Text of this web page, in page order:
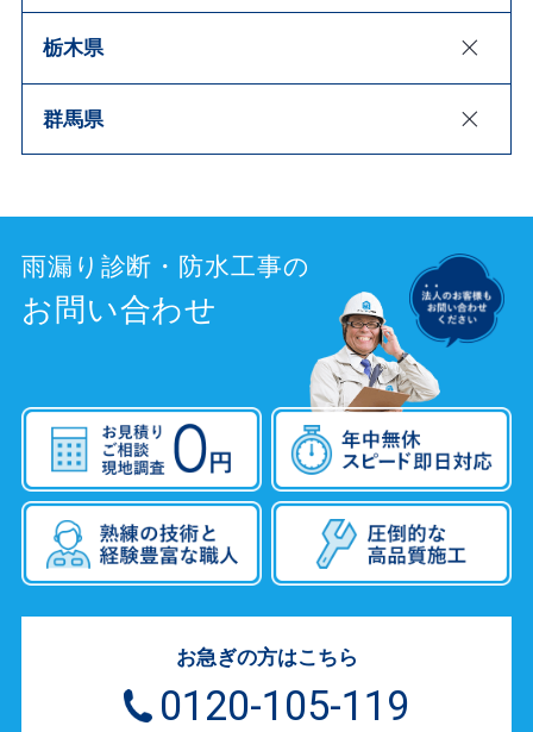
栃木県
群馬県
雨漏り診断・防水工事の
お問い合わせ
お急ぎの方はこちら
0120-105-119